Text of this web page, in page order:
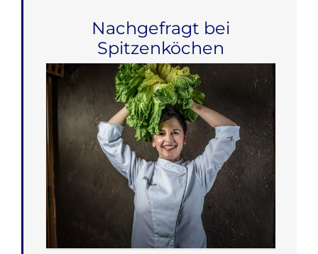
Nachgefragt bei
Spitzenköchen